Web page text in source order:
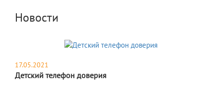
Новости
17.05.2021
Детский телефон доверия